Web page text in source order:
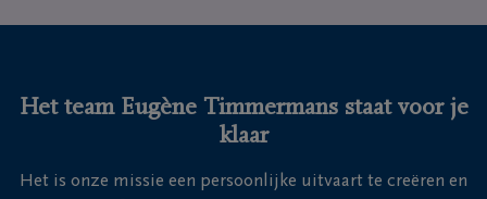
Het team Eugène Timmermans staat voor je
klaar
Het is onze missie een persoonlijke uitvaart te creëren en